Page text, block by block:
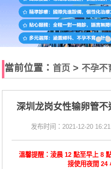
當前位置： 首页 > 不孕不
深圳龙岗女性输卵管不
发布时间：2021-12-20
溫馨提醒：淩晨 12 點至早上 8
接使用夜間 24